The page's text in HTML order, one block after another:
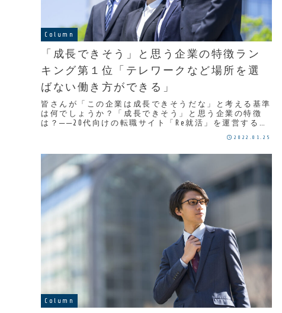
Column
「成長できそう」と思う企業の特徴ラン
キング第１位「テレワークなど場所を選
ばない働き方ができる」
皆さんが「この企業は成長できそうだな」と考える基準
は何でしょうか？「成長できそう」と思う企業の特徴
は？──20代向けの転職サイト「Re就活」を運営する学
2022.01.25
Column